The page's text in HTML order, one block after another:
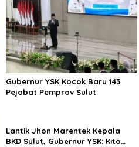
Gubernur YSK Kocok Baru 143
Pejabat Pemprov Sulut
Lantik Jhon Marentek Kepala
BKD Sulut, Gubernur YSK: Kita